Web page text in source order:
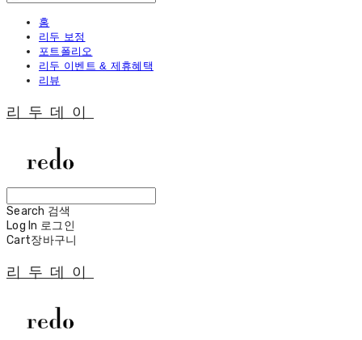
홈
리두 보정
포트폴리오
리두 이벤트 & 제휴혜택
리뷰
리두데이
Search 검색
Log In 로그인
Cart장바구니
리두데이